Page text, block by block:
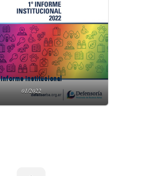
Informe Institucional
01/2022